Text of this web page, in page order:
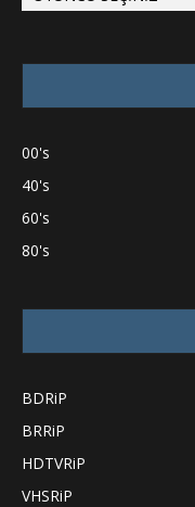
00's
40's
60's
80's
BDRiP
BRRiP
HDTVRiP
VHSRiP